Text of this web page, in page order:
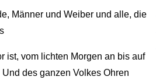
Männer und Weiber und alle, die
ist, vom lichten Morgen an bis auf
des ganzen Volkes Ohren